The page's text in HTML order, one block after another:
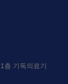
층 기독의료기